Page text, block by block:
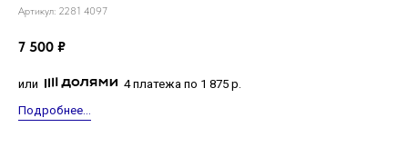
Артикул: 2281 4097
7 500 ₽
или
4 платежа по 1 875 р.
Подробнее...